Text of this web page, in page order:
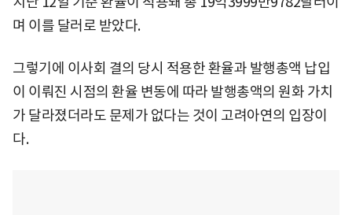
며 이를 달러로 받았다.
그렇기에 이사회 결의 당시 적용한 환율과 발행총액 납입
이 이뤄진 시점의 환율 변동에 따라 발행총액의 원화 가치
가 달라졌더라도 문제가 없다는 것이 고려아연의 입장이
다.